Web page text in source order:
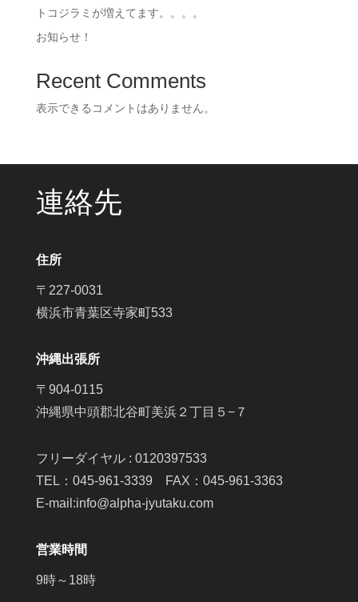
トコジラミが増えてます。。。。
お知らせ！
Recent Comments
表示できるコメントはありません。
連絡先
住所
〒227-0031
横浜市青葉区寺家町533
沖縄出張所
〒904-0115
沖縄県中頭郡北谷町美浜２丁目５−７
フリーダイヤル : 0120397533
TEL：045-961-3339 FAX：045-961-3363
E-mail:info@alpha-jyutaku.com
営業時間
9時～18時